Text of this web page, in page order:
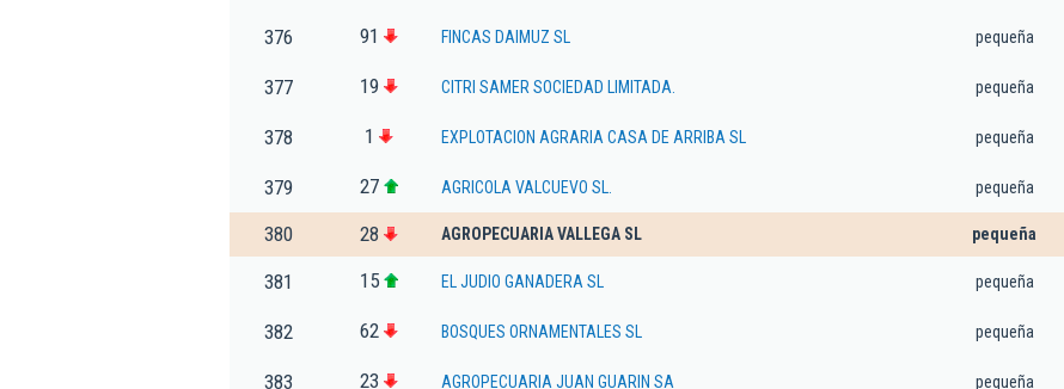
376 91 FINCAS DAIMUZ SL pequeña
377 19 CITRI SAMER SOCIEDAD LIMITADA. pequeña
378 1 EXPLOTACION AGRARIA CASA DE ARRIBA SL pequeña
379 27 AGRICOLA VALCUEVO SL. pequeña
380 28 AGROPECUARIA VALLEGA SL pequeña
381 15 EL JUDIO GANADERA SL pequeña
382 62 BOSQUES ORNAMENTALES SL pequeña
383 23 AGROPECUARIA JUAN GUARIN SA pequeña